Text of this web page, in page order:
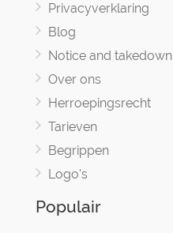
Privacyverklaring
Blog
Notice and takedown
Over ons
Herroepingsrecht
Tarieven
Begrippen
Logo's
Populair